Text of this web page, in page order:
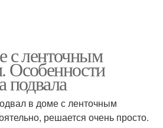
с ленточным
Особенности
подвала
в доме с ленточным
решается очень просто.